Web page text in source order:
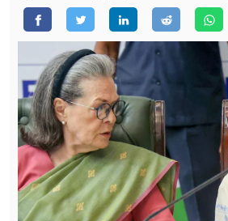
रिलेशनशिप
जीवन मंत्रा
फूड
सेहत
ब्‍यूटी
जॉब्स